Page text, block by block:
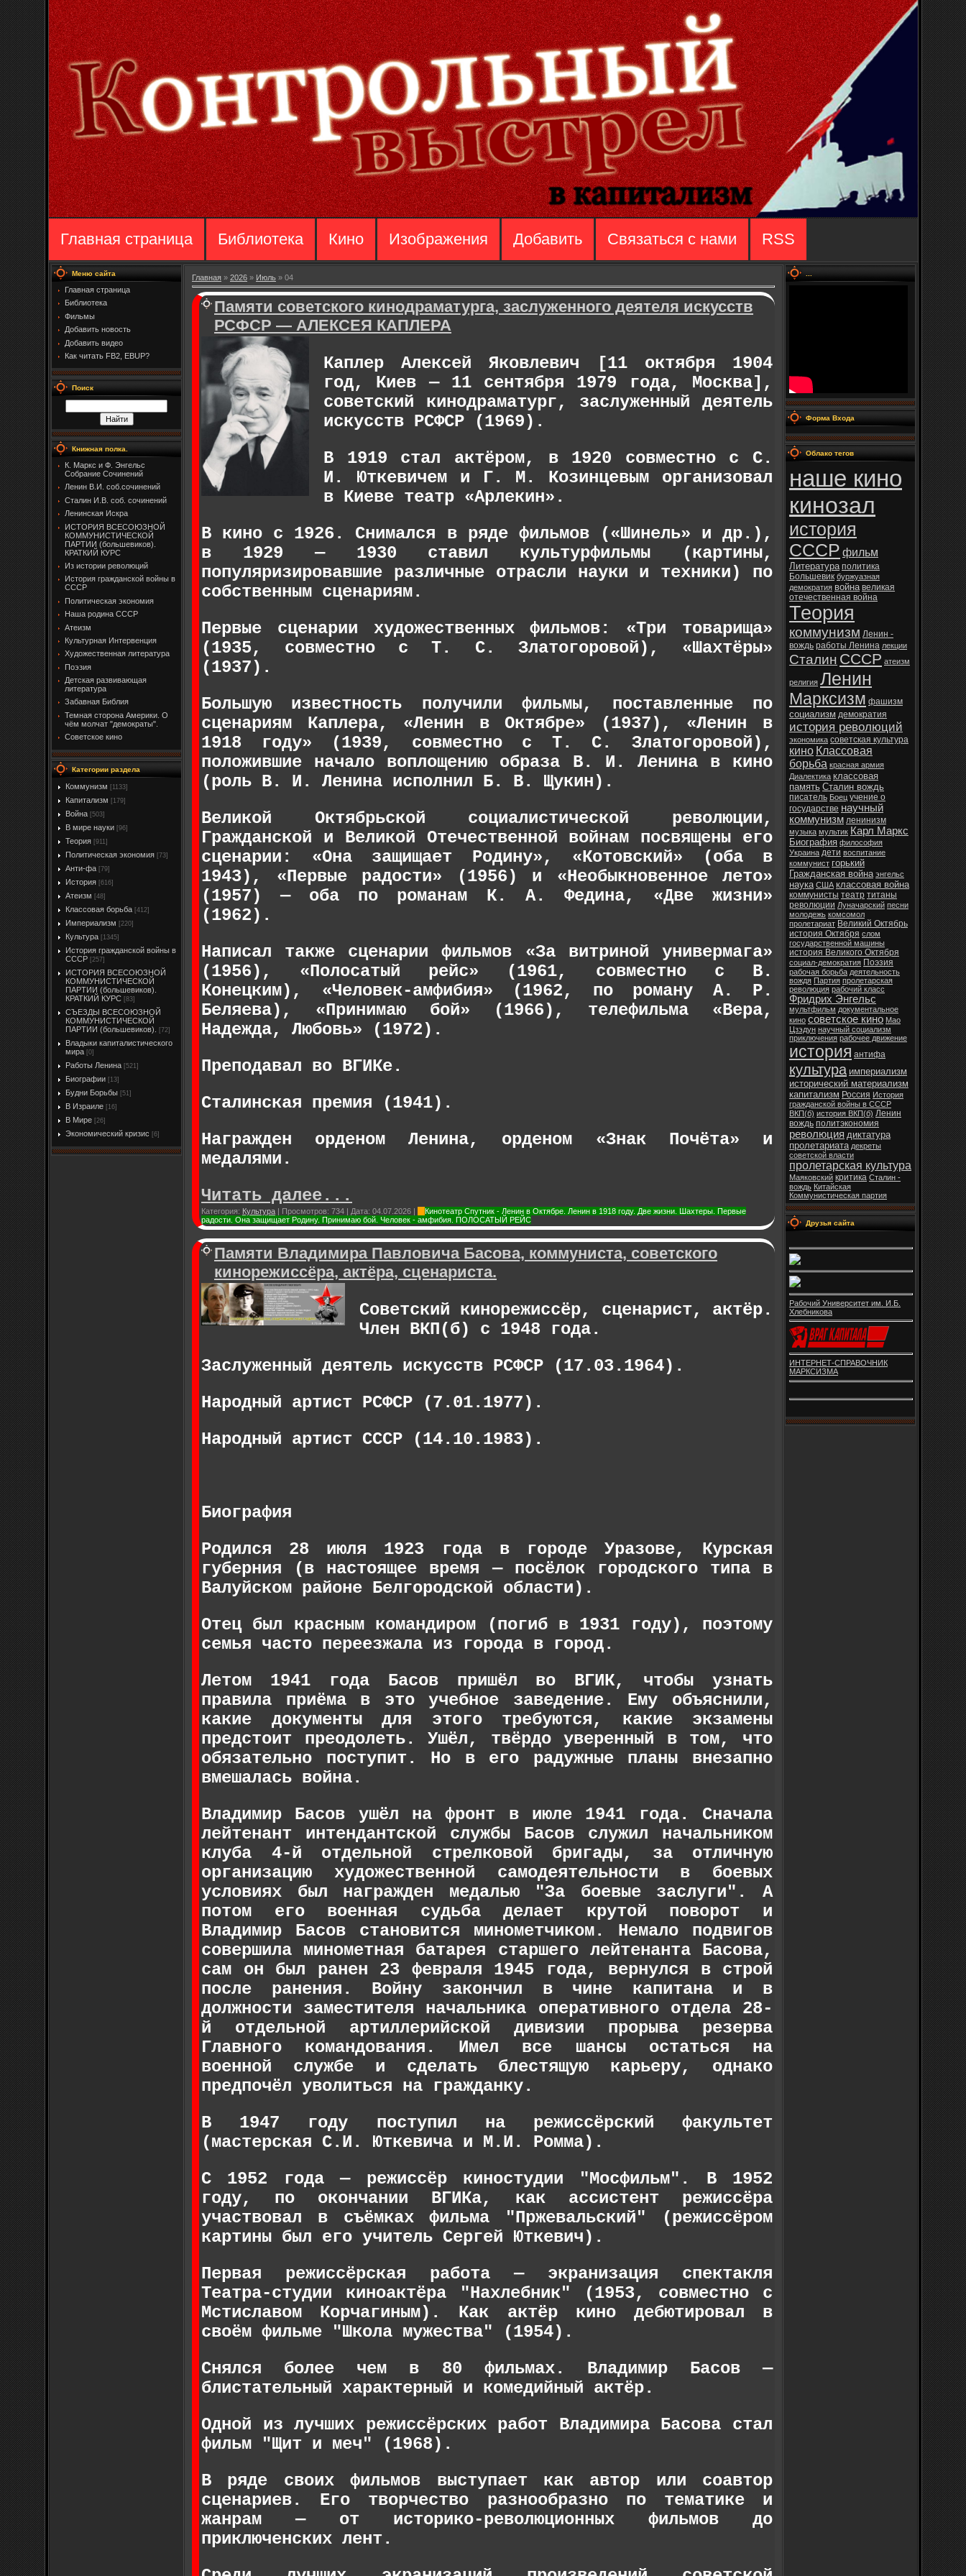
Главная страница Библиотека Кино Изображения Добавить Связаться с нами RSS
Меню сайта
Главная страница
Библиотека
Фильмы
Добавить новость
Добавить видео
Как читать FB2, EBUP?
Поиск
Книжная полка.
К. Маркс и Ф. Энгельс
Собрание Сочинений
Ленин В.И. соб.сочинений
Сталин И.В. соб. сочинений
Ленинская Искра
ИСТОРИЯ ВСЕСОЮЗНОЙ
КОММУНИСТИЧЕСКОЙ
ПАРТИИ (большевиков).
КРАТКИЙ КУРС
Из истории революций
История гражданской войны в
СССР
Политическая экономия
Наша родина СССР
Атеизм
Культурная Интервенция
Художественная литература
Поэзия
Детская развивающая
литература
Забавная Библия
Темная сторона Америки. О
чём молчат "демократы".
Советское кино
Категории раздела
Коммунизм [1133]
Капитализм [179]
Война [503]
В мире науки [96]
Теория [911]
Политическая экономия [73]
Анти-фа [79]
История [616]
Атеизм [48]
Классовая борьба [412]
Империализм [220]
Культура [1345]
История гражданской войны в
СССР [257]
ИСТОРИЯ ВСЕСОЮЗНОЙ
КОММУНИСТИЧЕСКОЙ
ПАРТИИ (большевиков).
КРАТКИЙ КУРС [83]
СЪЕЗДЫ ВСЕСОЮЗНОЙ
КОММУНИСТИЧЕСКОЙ
ПАРТИИ (большевиков).
[72]
Владыки капиталистического
мира [0]
Работы Ленина [521]
Биографии [13]
Будни Борьбы [51]
В Израиле [16]
В Мире [26]
Экономический кризис [6]
Главная » 2026 » Июль » 04
Памяти советского кинодраматурга, заслуженного деятеля искусств
РСФСР — АЛЕКСЕЯ КАПЛЕРА
Каплер Алексей Яковлевич [11 октября 1904
год, Киев — 11 сентября 1979 года, Москва],
советский кинодраматург, заслуженный деятель
искусств РСФСР (1969).
В 1919 стал актёром, в 1920 совместно с С.
И. Юткевичем и Г. М. Козинцевым организовал
в Киеве театр «Арлекин».
В кино с 1926. Снимался в ряде фильмов («Шинель» и др.),
в 1929 — 1930 ставил культурфильмы (картины,
популяризировавшие различные отрасли науки и техники) по
собственным сценариям.
Первые сценарии художественных фильмов: «Три товарища»
(1935, совместно с Т. С. Златогоровой), «Шахтёры»
(1937).
Большую известность получили фильмы, поставленные по
сценариям Каплера, «Ленин в Октябре» (1937), «Ленин в
1918 году» (1939, совместно с Т. С. Златогоровой),
положившие начало воплощению образа В. И. Ленина в кино
(роль В. И. Ленина исполнил Б. В. Щукин).
Великой Октябрьской социалистической революции,
Гражданской и Великой Отечественной войнам посвящены его
сценарии: «Она защищает Родину», «Котовский» (оба в
1943), «Первые радости» (1956) и «Необыкновенное лето»
(1957) — оба по романам К. А. Федина, «Две жизни»
(1962).
Написал также сценарии фильмов «За витриной универмага»
(1956), «Полосатый рейс» (1961, совместно с В.
Конецким), «Человек-амфибия» (1962, по роману А. Р.
Беляева), «Принимаю бой» (1966), телефильма «Вера,
Надежда, Любовь» (1972).
Преподавал во ВГИКе.
Сталинская премия (1941).
Награжден орденом Ленина, орденом «Знак Почёта» и
медалями.
Читать далее...
Категория: Культура | Просмотров: 734 | Дата: 04.07.2026 |
Кинотеатр Спутник - Ленин в Октябре. Ленин в 1918 году. Две жизни. Шахтеры. Первые
радости. Она защищает Родину. Принимаю бой. Человек - амфибия. ПОЛОСАТЫЙ РЕЙС
Памяти Владимира Павловича Басова, коммуниста, советского
кинорежиссёра, актёра, сценариста.
Советский кинорежиссёр, сценарист, актёр.
Член ВКП(б) с 1948 года.
Заслуженный деятель искусств РСФСР (17.03.1964).
Народный артист РСФСР (7.01.1977).
Народный артист СССР (14.10.1983).
Биография
Родился 28 июля 1923 года в городе Уразове, Курская
губерния (в настоящее время — посёлок городского типа в
Валуйском районе Белгородской области).
Отец был красным командиром (погиб в 1931 году), поэтому
семья часто переезжала из города в город.
Летом 1941 года Басов пришёл во ВГИК, чтобы узнать
правила приёма в это учебное заведение. Ему объяснили,
какие до­кументы для этого требуются, какие экзамены
предстоит преодолеть. Ушёл, твёрдо уверенный в том, что
обязательно поступит. Но в его радужные планы внезапно
вмешалась война.
Владимир Басов ушёл на фронт в июле 1941 года. Сначала
лейтенант интендантской службы Басов служил начальником
клуба 4-й отдельной стрелковой бригады, за отличную
организацию художественной самодеятельности в боевых
условиях был награжден медалью "За боевые заслуги". А
потом его военная судьба делает крутой поворот и
Владимир Басов становится минометчиком. Немало подвигов
совершила минометная батарея старшего лейтенанта Басова,
сам он был ранен 23 февраля 1945 года, вернулся в строй
после ранения. Войну закончил в чине капитана и в
должности заместителя начальника оперативного отдела 28-
й отдельной артиллерийской дивизии прорыва резерва
Главного командования. Имел все шансы остаться на
военной службе и сделать блестящую карьеру, однако
предпочёл уволиться на гражданку.
В 1947 году поступил на режиссёрский факультет
(мастерская С.И. Юткевича и М.И. Ромма).
С 1952 года — режиссёр киностудии "Мосфильм". В 1952
году, по окончании ВГИКа, как ассистент режиссёра
участвовал в съёмках фильма "Пржевальский" (режиссёром
картины был его учитель Сергей Юткевич).
Первая режиссёрская работа — экранизация спектакля
Театра-студии киноактёра "Нахлебник" (1953, совместно с
Мстиславом Корчагиным). Как актёр кино дебютировал в
своём фильме "Школа мужества" (1954).
Снялся более чем в 80 фильмах. Владимир Басов —
блистательный характерный и комедийный актёр.
Одной из лучших режиссёрских работ Владимира Басова стал
фильм "Щит и меч" (1968).
В ряде своих фильмов выступает как автор или соавтор
сценариев. Его творчество разнообразно по тематике и
жанрам — от историко-революционных фильмов до
приключенских лент.
Форма Входа
Облако тегов
наше кино
кинозал
история
СССР фильм
Литература политика
Большевик буржуазная
демократия война великая
отечественная война
Теория
коммунизм Ленин -
вождь работы Ленина лекции
Сталин СССР атеизм
религия Ленин
Марксизм фашизм
социализм демократия
история революций
экономика советская культура
кино Классовая
борьба красная армия
Диалектика классовая
память Сталин вождь
писатель Боец учение о
государстве научный
коммунизм ленинизм
музыка мультик Карл Маркс
Биография философия
Украина дети воспитание
коммунист горький
Гражданская война энгельс
наука США классовая война
коммунисты театр титаны
революции Луначарский песни
молодежь комсомол
пролетариат Великий Октябрь
история Октября слом
государственной машины
история Великого Октября
социал-демократия Поэзия
рабочая борьба деятельность
вождя Партия пролетарская
революция рабочий класс
Фридрих Энгельс
мультфильм документальное
кино советское кино Мао
Цзэдун научный социализм
приключения рабочее движение
история антифа
культура империализм
исторический материализм
капитализм Россия История
гражданской войны в СССР
ВКП(б) история ВКП(б) Ленин
вождь политэкономия
революция диктатура
пролетариата декреты
советской власти
пролетарская культура
Маяковский критика Сталин -
вождь Китайская
Коммунистическая партия
Друзья сайта
Рабочий Университет им. И.Б.
Хлебникова
ИНТЕРНЕТ-СПРАВОЧНИК
МАРКСИЗМА